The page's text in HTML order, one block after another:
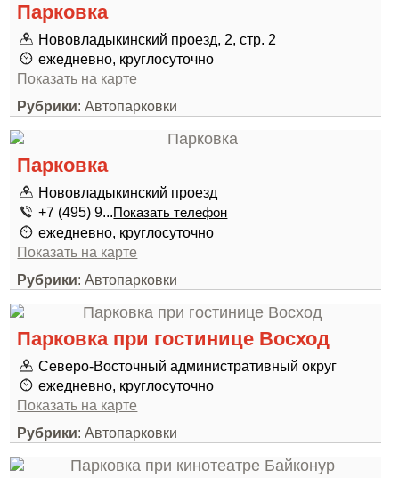
Парковка
Нововладыкинский проезд, 2, стр. 2
ежедневно, круглосуточно
Показать на карте
Рубрики: Автопарковки
Парковка
Нововладыкинский проезд
+7 (495) 9...Показать телефон
ежедневно, круглосуточно
Показать на карте
Рубрики: Автопарковки
Парковка при гостинице Восход
Северо-Восточный административный округ
ежедневно, круглосуточно
Показать на карте
Рубрики: Автопарковки